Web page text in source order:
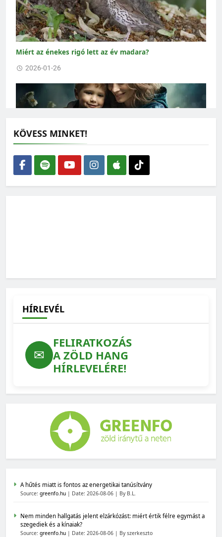
Miért az énekes rigó lett az év madara?
2026-01-26
2025-11-18
KÖVESS MINKET!
HÍRLEVÉL
✉
FELIRATKOZÁS
A ZÖLD HANG
HÍRLEVELÉRE!
A hűtés miatt is fontos az energetikai tanúsítvány
Source: greenfo.hu Date: 2026-08-06 By B.L.
Nem minden hallgatás jelent elzárkózást: miért értik félre egymást a
szegediek és a kínaiak?
Source: greenfo.hu Date: 2026-08-06 By szerkeszto